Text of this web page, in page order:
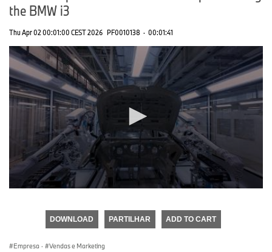
the BMW i3
Thu Apr 02 00:01:00 CEST 2026 PF0010138 · 00:01:41
DOWNLOAD PARTILHAR ADD TO CART
Empresa · Vendas e Marketing